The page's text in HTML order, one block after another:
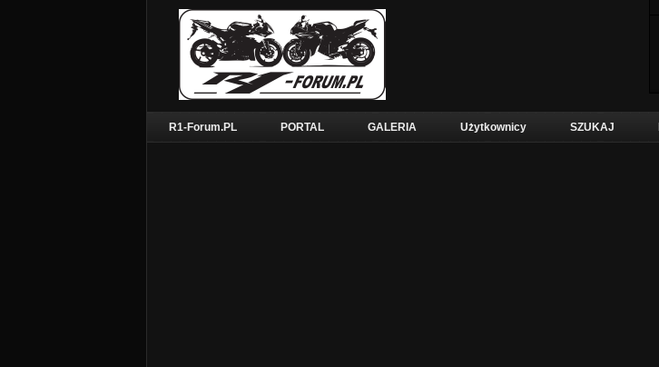
R1-Forum.PL PORTAL GALERIA Użytkownicy SZUKAJ